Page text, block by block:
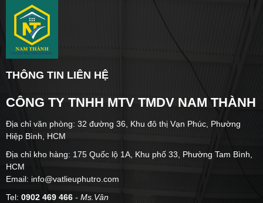
THÔNG TIN LIÊN HỆ
CÔNG TY TNHH MTV TMDV NAM THÀNH
Địa chỉ văn phòng: 32 đường 36, Khu đô thị Vạn Phúc, Phường
Hiệp Bình, HCM
Địa chỉ kho hàng: 175 Quốc lộ 1A, Khu phố 33, Phường Tam Bình,
HCM
Email: info@vatlieuphutro.com
Tel: 0902 469 466 - Ms.Vân